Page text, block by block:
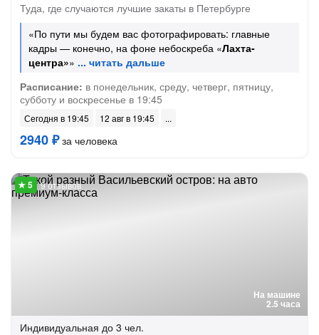
Туда, где случаются лучшие закаты в Петербурге
«По пути мы будем вас фотографировать: главные
кадры — конечно, на фоне небоскреба «Лахта-
центра»»
Расписание: в понедельник, среду, четверг, пятницу,
субботу и воскресенье в 19:45
Сегодня в 19:45 12 авг в 19:45
2940 ₽за человека
На машине
2.5 часа
9 отзывов
Индивидуальная до 3 чел.